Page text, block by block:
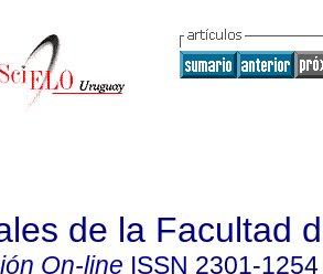
de la Facultad
On-line ISSN 2301-1254